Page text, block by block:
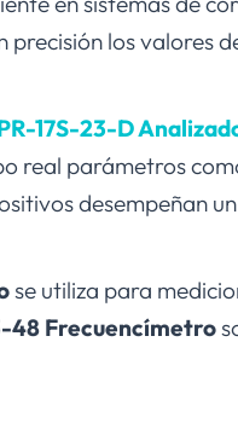
precisión los valores
17S-23-D
real parámetros
desempeñan
se utiliza para
48 Frecuencímetro